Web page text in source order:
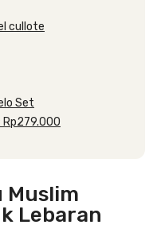
cullote
Set
Rp279.000
Muslim
Lebaran